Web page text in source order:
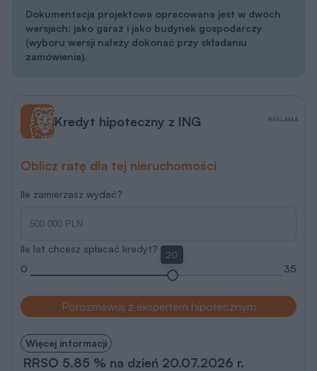
Dokumentacja projektowa opracowana jest w dwóch
wersjach: jako garaż i jako budynek gospodarczy
(wyboru wersji należy dokonać przy składaniu
zamówienia).
Kredyt hipoteczny z ING
Oblicz ratę dla tej nieruchomości
Ile zamierzasz wydać?
Ile lat chcesz spłacać kredyt?
0
20
35
Porozmawiaj z ekspertem hipotecznym
Więcej informacji
RRSO 5.85 % na dzień 20.07.2026 r.
REKLAMA